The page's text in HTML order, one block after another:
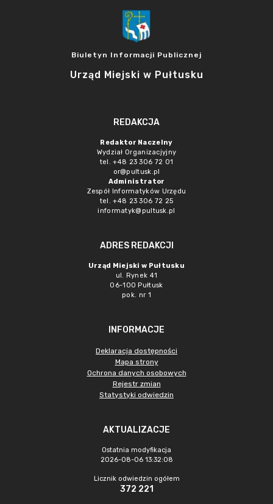
Biuletyn Informacji Publicznej
Urząd Miejski w Pułtusku
REDAKCJA
Redaktor Naczelny
Wydział Organizacjyjny
tel. +48 23 306 72 01
or@pultusk.pl
Administrator
Zespół Informatyków Urzędu
tel. +48 23 306 72 25
informatyk@pultusk.pl
ADRES REDAKCJI
Urząd Miejski w Pułtusku
ul. Rynek 41
06-100 Pułtusk
pok. nr 1
INFORMACJE
Deklaracja dostępności
Mapa strony
Ochrona danych osobowych
Rejestr zmian
Statystyki odwiedzin
AKTUALIZACJE
Ostatnia modyfikacja
2026-08-06 13:32:08
Licznik odwiedzin ogółem
372 221